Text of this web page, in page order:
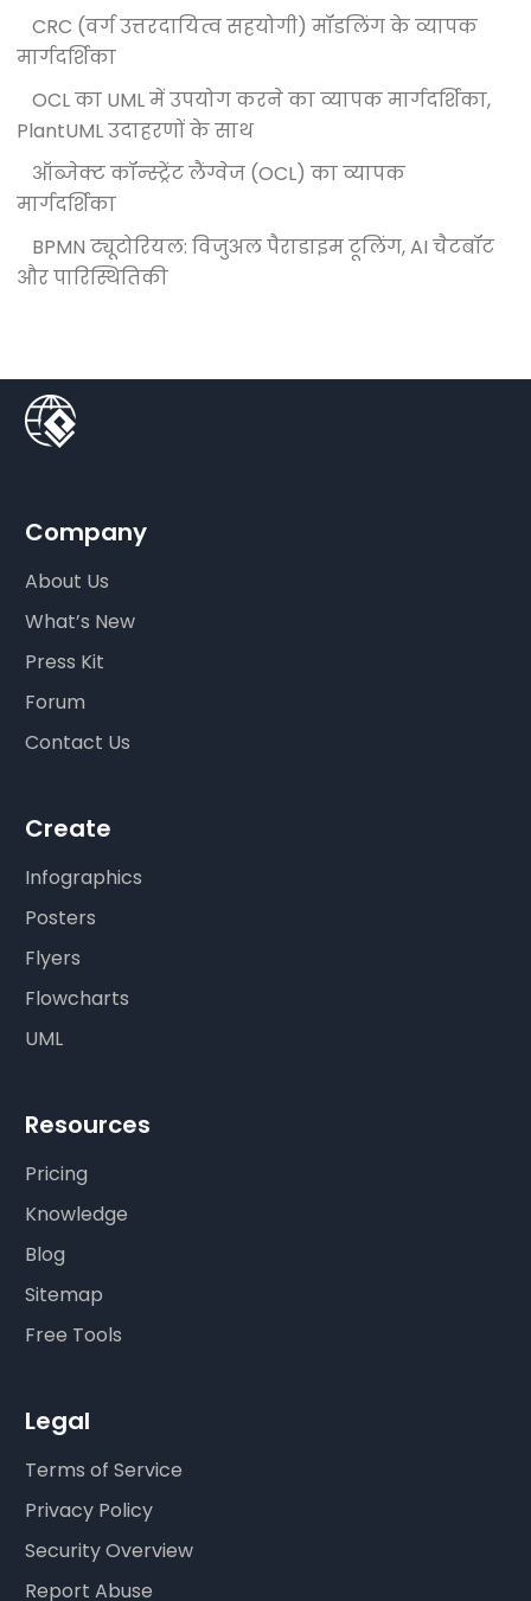
CRC (वर्ग उत्तरदायित्व सहयोगी) मॉडलिंग के व्यापक
मार्गदर्शिका
OCL का UML में उपयोग करने का व्यापक मार्गदर्शिका,
PlantUML उदाहरणों के साथ
ऑब्जेक्ट कॉन्स्ट्रेंट लैंग्वेज (OCL) का व्यापक
मार्गदर्शिका
BPMN ट्यूटोरियल: विजुअल पैराडाइम टूलिंग, AI चैटबॉट
और पारिस्थितिकी
Company
About Us
What’s New
Press Kit
Forum
Contact Us
Create
Infographics
Posters
Flyers
Flowcharts
UML
Resources
Pricing
Knowledge
Blog
Sitemap
Free Tools
Legal
Terms of Service
Privacy Policy
Security Overview
Report Abuse